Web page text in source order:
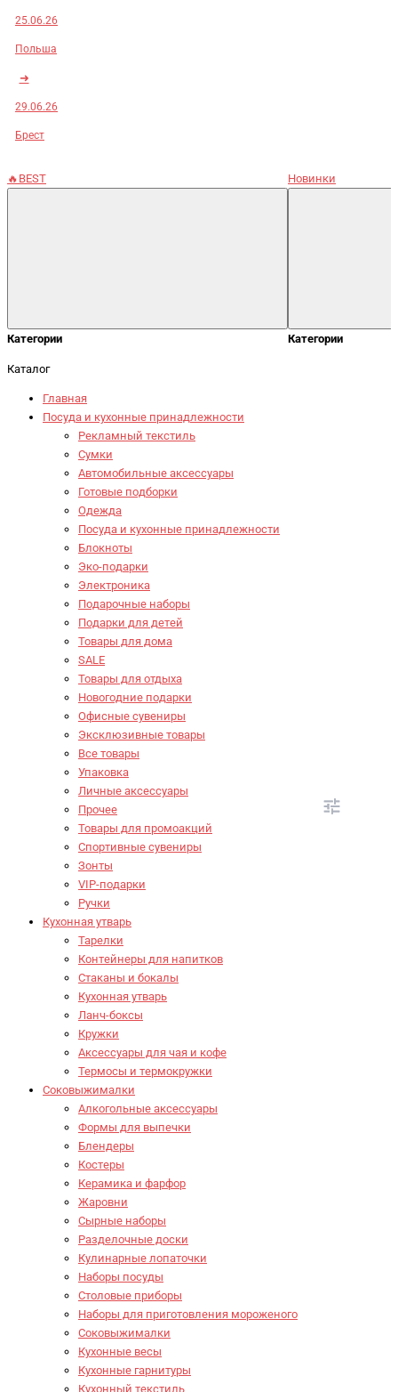
25.06.26
Польша
➜
29.06.26
Брест
🔥BEST
Категории
Новинки
Категории
Каталог
Главная
Посуда и кухонные принадлежности
Рекламный текстиль
Сумки
Автомобильные аксессуары
Готовые подборки
Одежда
Посуда и кухонные принадлежности
Блокноты
Эко-подарки
Электроника
Подарочные наборы
Подарки для детей
Товары для дома
SALE
Товары для отдыха
Новогодние подарки
Офисные сувениры
Эксклюзивные товары
Все товары
Упаковка
Личные аксессуары
Прочее
Товары для промоакций
Спортивные сувениры
Зонты
VIP-подарки
Ручки
Кухонная утварь
Тарелки
Контейнеры для напитков
Стаканы и бокалы
Кухонная утварь
Ланч-боксы
Кружки
Аксессуары для чая и кофе
Термосы и термокружки
Соковыжималки
Алкогольные аксессуары
Формы для выпечки
Блендеры
Костеры
Керамика и фарфор
Жаровни
Сырные наборы
Разделочные доски
Кулинарные лопаточки
Наборы посуды
Столовые приборы
Наборы для приготовления мороженого
Соковыжималки
Кухонные весы
Кухонные гарнитуры
Кухонный текстиль